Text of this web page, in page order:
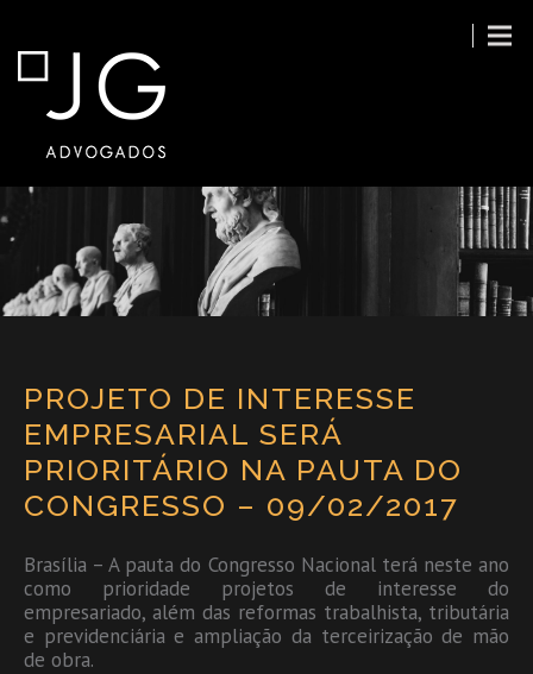
PROJETO DE INTERESSE
EMPRESARIAL SERÁ
PRIORITÁRIO NA PAUTA DO
CONGRESSO – 09/02/2017
Brasília – A pauta do Congresso Nacional terá neste ano
como prioridade projetos de interesse do
empresariado, além das reformas trabalhista, tributária
e previdenciária e ampliação da terceirização de mão
de obra.